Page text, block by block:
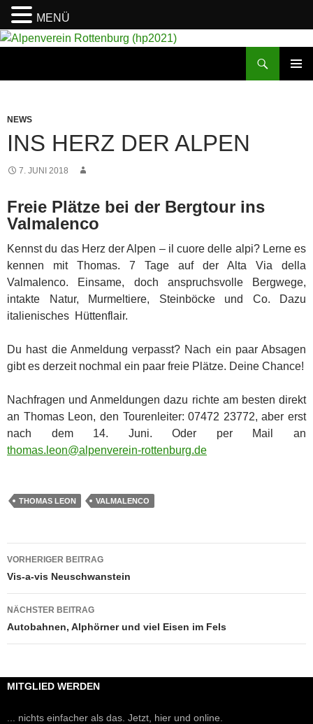
NEWS
INS HERZ DER ALPEN
7. JUNI 2018
Freie Plätze bei der Bergtour ins
Valmalenco
Kennst du das Herz der Alpen – il cuore delle alpi? Lerne es
kennen mit Thomas. 7 Tage auf der Alta Via della
Valmalenco. Einsame, doch anspruchsvolle Bergwege,
intakte Natur, Murmeltiere, Steinböcke und Co. Dazu
italienisches Hüttenflair.
Du hast die Anmeldung verpasst? Nach ein paar Absagen
gibt es derzeit nochmal ein paar freie Plätze. Deine Chance!
Nachfragen und Anmeldungen dazu richte am besten direkt
an Thomas Leon, den Tourenleiter: 07472 23772, aber erst
nach dem 14. Juni. Oder per Mail an
thomas.leon@alpenverein-rottenburg.de
THOMAS LEON VALMALENCO
Beitragsnavigation
VORHERIGER BEITRAG
Vis-a-vis Neuschwanstein
NÄCHSTER BEITRAG
Autobahnen, Alphörner und viel Eisen im Fels
MITGLIED WERDEN
... nichts einfacher als das. Jetzt, hier und online.
MENÜ